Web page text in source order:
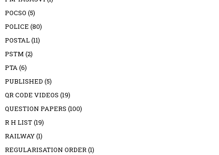
POCSO (5)
POLICE (80)
POSTAL(11)
PSTM (2)
PTA(6)
PUBLISHED (5)
QR CODE VIDEOS (19)
QUESTION PAPERS (100)
R H LIST(19)
RAILWAY(1)
REGULARISATION ORDER(1)